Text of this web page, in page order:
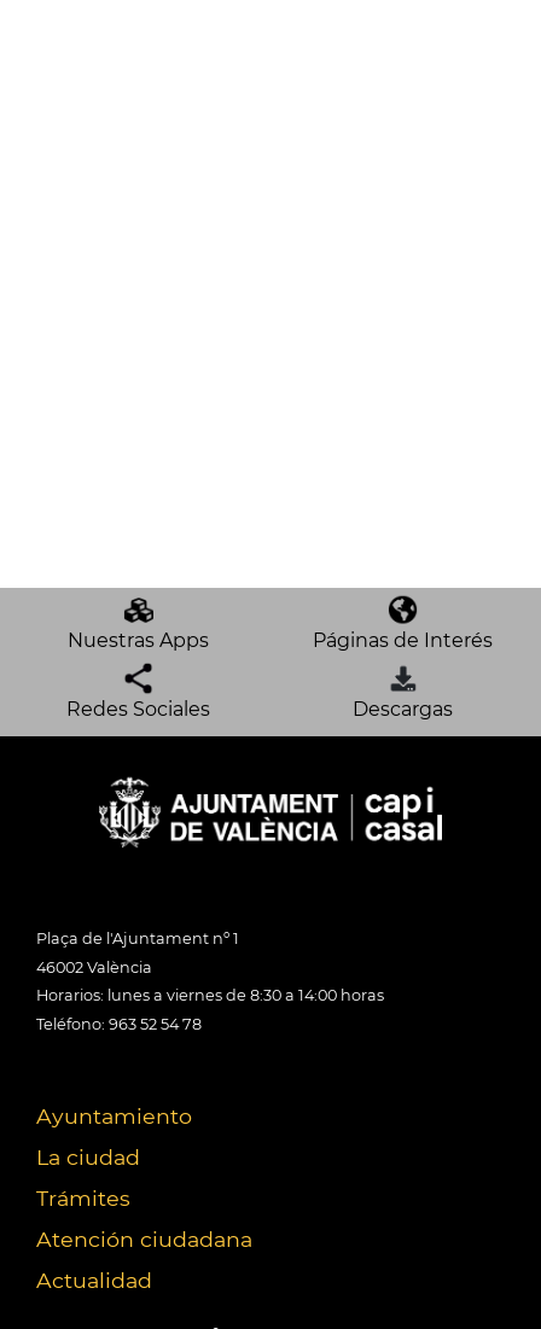
Nuestras Apps Páginas de Interés
Redes Sociales Descargas
Plaça de l'Ajuntament nº 1
46002 València
Horarios: lunes a viernes de 8:30 a 14:00 horas
Teléfono: 963 52 54 78
Ayuntamiento
La ciudad
Trámites
Atención ciudadana
Actualidad